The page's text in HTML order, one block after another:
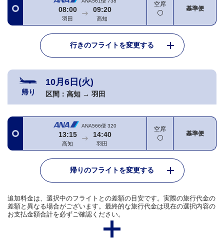
08:00
羽田
09:20
高知
空席
基準便
行きのフライトを変更する
帰り
10月6日(火)
区間： 高知 → 羽田
ANA566便 320
13:15
高知
14:40
羽田
空席
基準便
帰りのフライトを変更する
追加料金は、選択中のフライトとの差額の目安です。実際の旅行代金の
差額と異なる場合がございます。最終的な旅行代金は現在の選択内容の
お支払金額合計を必ずご確認ください。